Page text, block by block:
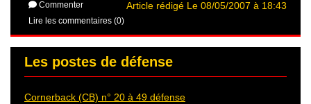
Article rédigé Le 08/05/2007 à 18:43
Commenter
Lire les commentaires (0)
Les postes de défense
Cornerback (CB) n° 20 à 49 défense